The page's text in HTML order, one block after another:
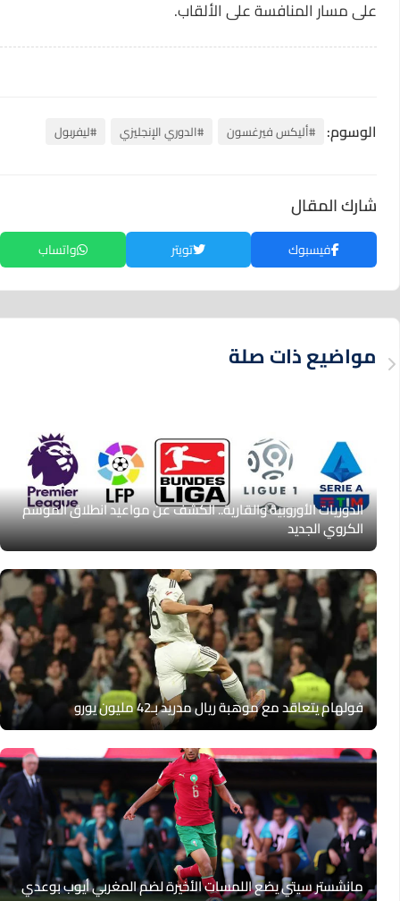
على مسار المنافسة على الألقاب.
الوسوم: #أليكس فيرغسون #الدوري الإنجليزي #ليفربول
شارك المقال
فيسبوك تويتر واتساب
مواضيع ذات صلة
الدوريات الأوروبية والقارية.. الكشف عن مواعيد انطلاق الموسم
الكروي الجديد
فولهام يتعاقد مع موهبة ريال مدريد بـ42 مليون يورو
مانشستر سيتي يضع اللمسات الأخيرة لضم المغربي أيوب بوعدي